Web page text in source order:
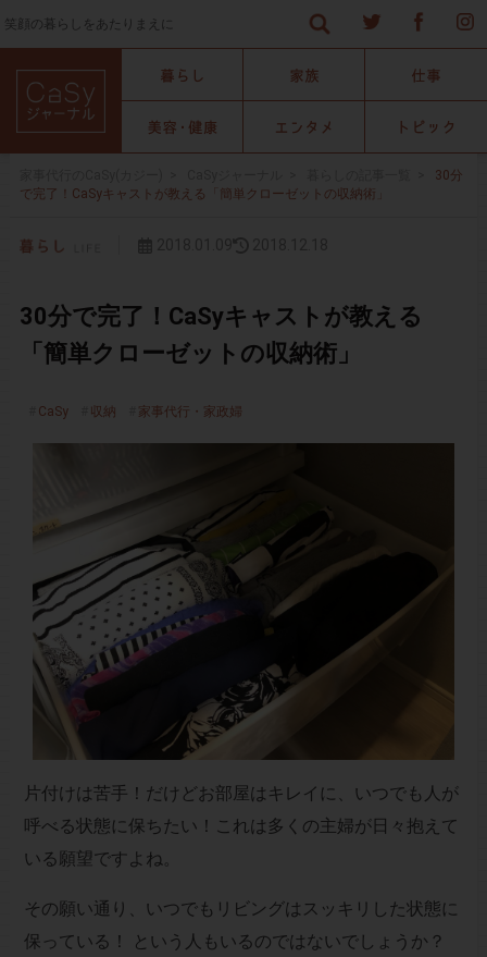
笑顔の暮らしをあたりまえに
30分
で完了！CaSyキャストが教える「簡単クローゼットの収納術」
30分で完了！CaSyキャストが教える
「簡単クローゼットの収納術」
CaSy 収納 家事代行・家政婦
片付けは苦手！だけどお部屋はキレイに、いつでも人が
呼べる状態に保ちたい！これは多くの主婦が日々抱えて
いる願望ですよね。
その願い通り、いつでもリビングはスッキリした状態に
保っている！ という人もいるのではないでしょうか？